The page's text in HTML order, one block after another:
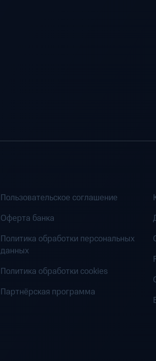
Пользовательское соглашение
Оферта банка
Политика обработки персональных
данных
Политика обработки cookies
Партнёрская программа